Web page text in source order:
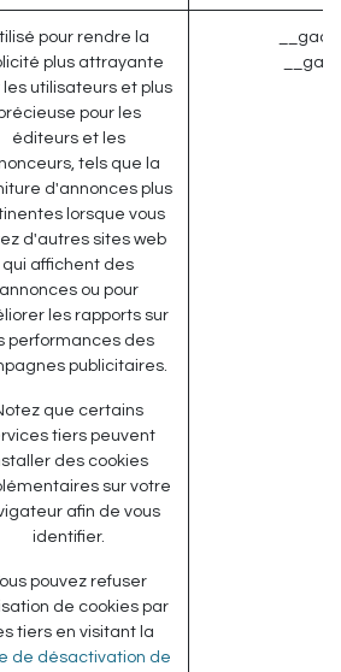
pour rendre la
plus attrayante
les utilisateurs et plus
pour les
éditeurs et les
tels que la
d'annonces plus
lorsque vous
d'autres sites web
qui affichent des
annonces ou pour
les rapports sur
performances des
publicitaires.
que certains
tiers peuvent
des cookies
sur votre
afin de vous
identifier.
pouvez refuser
de cookies par
tiers en visitant la
de désactivation de
__gac